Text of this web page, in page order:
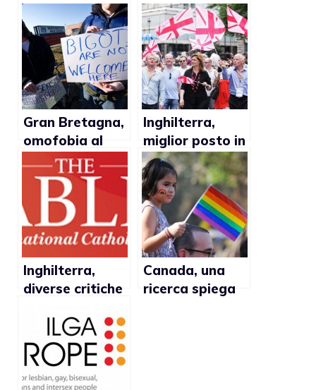
Gran Bretagna,
omofobia al
99% per
studenti lgbt
Inghilterra,
miglior posto in
Europa dove
essere gay
Inghilterra,
diverse critiche
l’approvazione
del matrimonio
gay
Canada, una
ricerca spiega